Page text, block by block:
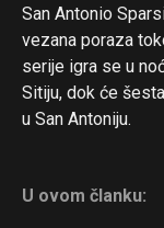
San Antonio
vezana poraza
serije igra se u
Sitiju, dok će
u San Antoniju.
U ovom članku: